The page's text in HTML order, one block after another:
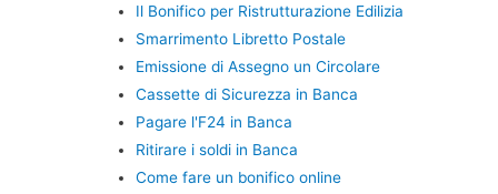
Il Bonifico per Ristrutturazione Edilizia
Smarrimento Libretto Postale
Emissione di Assegno un Circolare
Cassette di Sicurezza in Banca
Pagare l'F24 in Banca
Ritirare i soldi in Banca
Come fare un bonifico online